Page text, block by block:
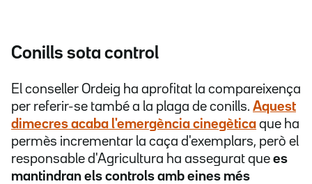
Conills sota control
El conseller Ordeig ha aprofitat la compareixença
per referir-se també a la plaga de conills. Aquest
dimecres acaba l'emergència cinegètica que ha
permès incrementar la caça d'exemplars, però el
responsable d'Agricultura ha assegurat que es
mantindran els controls amb eines més